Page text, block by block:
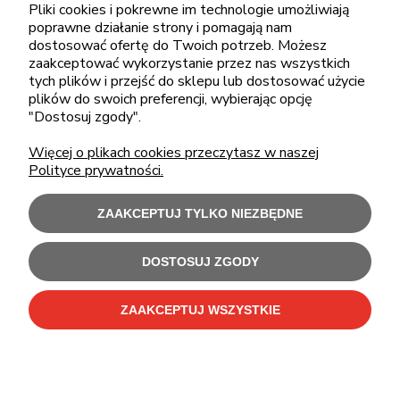
pon.-piąt.: 08:00-16:00
sklep@cebit.pl
ZAKUPY
POMOC
MOJE KONTO
INFORMACJE
Użytkowanie sklepu oznacza zgodę na wykorzystywanie plików cookies.
Pliki cookies i pokrewne im technologie umożliwiają
poprawne działanie strony i pomagają nam
dostosować ofertę do Twoich potrzeb. Możesz
zaakceptować wykorzystanie przez nas wszystkich
tych plików i przejść do sklepu lub dostosować użycie
plików do swoich preferencji, wybierając opcję
"Dostosuj zgody".
Więcej o plikach cookies przeczytasz w naszej
Polityce prywatności.
ZAAKCEPTUJ TYLKO NIEZBĘDNE
DOSTOSUJ ZGODY
ZAAKCEPTUJ WSZYSTKIE